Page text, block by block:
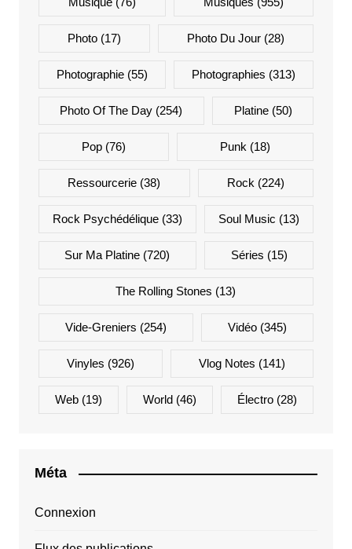
Photo(17) Photo Du Jour (28)
Photographie(55) Photographies (313)
Photo Of The Day (254) Platine(50)
Pop(76) Punk (18)
Ressourcerie (38) Rock (224)
Rock Psychédélique(33) Soul Music (13)
Sur Ma Platine (720) Séries (15)
The Rolling Stones (13)
Vide-Greniers (254) Vidéo (345)
Vinyles (926) Vlog Notes (141)
Web(19) World (46) Électro (28)
Méta
Connexion